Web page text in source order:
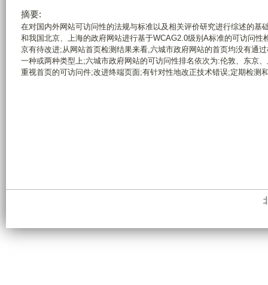
摘要:
在对国内外网站可访问性的法规与标准以及相关评价研究进行综述的
和我国北京、上海的政府网站进行基于WCAG2.0级别A标准的可访问
京有待改进;从网站首页检测结果来看,六城市政府网站的首页均没有通
一种或两种类型上;六城市政府网站的可访问性排名依次为:伦敦、东京
重视首页的可访问件;改进终端页面;有针对性地改正技术错误;定期检测